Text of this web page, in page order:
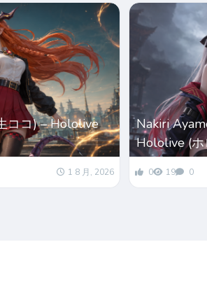
ココ) – Hololive
1 8 月, 2026
Nakiri
Hololive (ホ
0 19 0